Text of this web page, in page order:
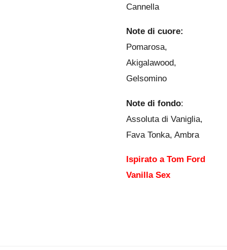
Cannella
Note di cuore:
Pomarosa,
Akigalawood,
Gelsomino
Note di fondo:
Assoluta di Vaniglia,
Fava Tonka, Ambra
Ispirato a Tom Ford
Vanilla Sex